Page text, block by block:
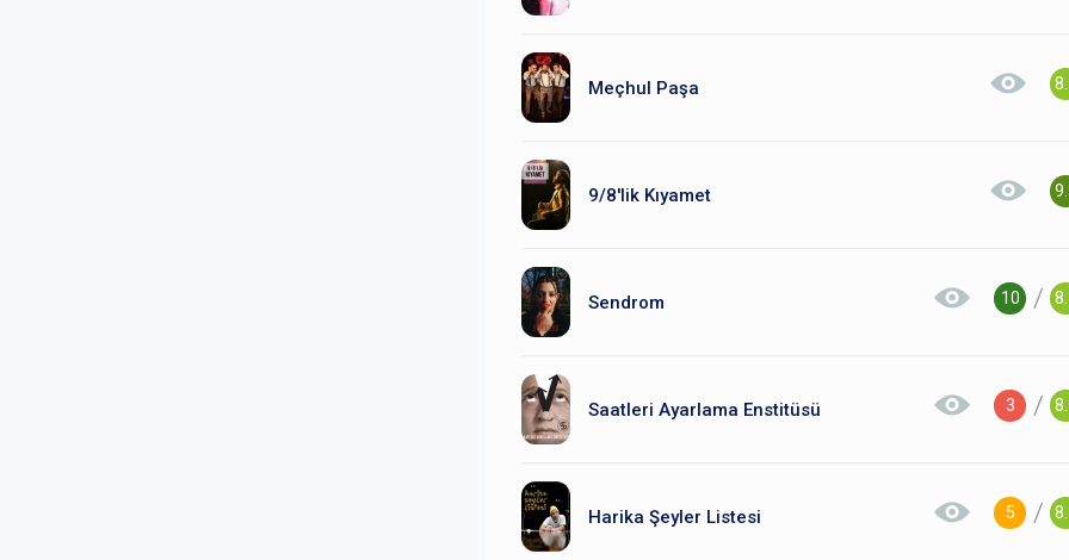
Meçhul Paşa
9/8'lik Kıyamet
/
10
Sendrom
/
3
Saatleri Ayarlama Enstitüsü
/
5
Harika Şeyler Listesi